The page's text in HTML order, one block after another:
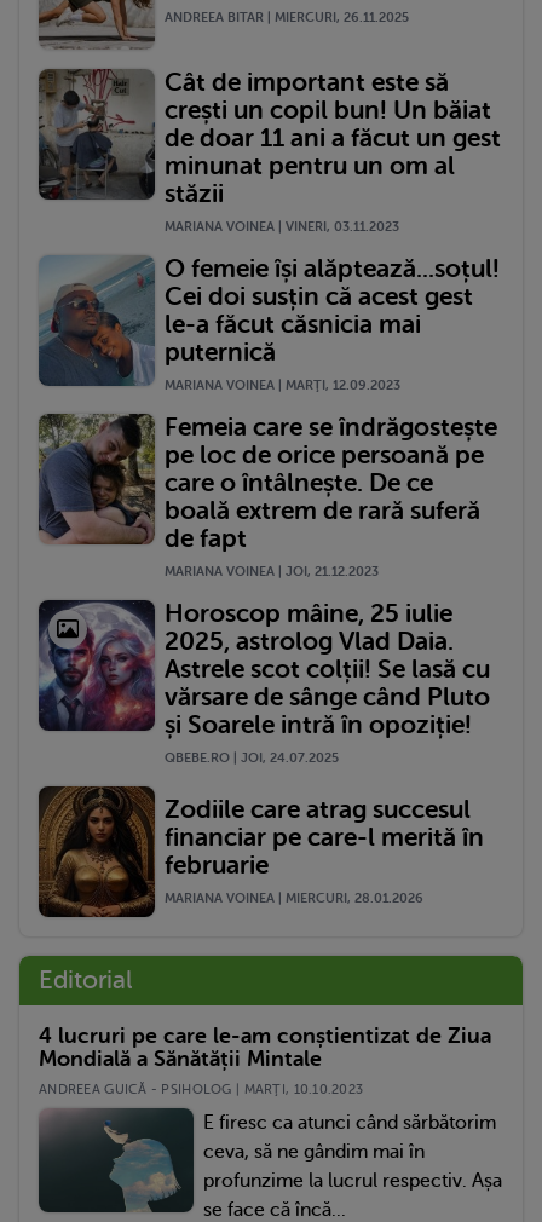
ANDREEA BITAR | MIERCURI, 26.11.2025
Cât de important este să
crești un copil bun! Un băiat
de doar 11 ani a făcut un gest
minunat pentru un om al
stăzii
MARIANA VOINEA | VINERI, 03.11.2023
O femeie își alăptează...soțul!
Cei doi susțin că acest gest
le-a făcut căsnicia mai
puternică
MARIANA VOINEA | MARŢI, 12.09.2023
Femeia care se îndrăgostește
pe loc de orice persoană pe
care o întâlnește. De ce
boală extrem de rară suferă
de fapt
MARIANA VOINEA | JOI, 21.12.2023
Horoscop mâine, 25 iulie
2025, astrolog Vlad Daia.
Astrele scot colții! Se lasă cu
vărsare de sânge când Pluto
și Soarele intră în opoziție!
QBEBE.RO | JOI, 24.07.2025
Zodiile care atrag succesul
financiar pe care-l merită în
februarie
MARIANA VOINEA | MIERCURI, 28.01.2026
Editorial
4 lucruri pe care le-am conștientizat de Ziua
Mondială a Sănătății Mintale
ANDREEA GUICĂ - PSIHOLOG | MARŢI, 10.10.2023
E firesc ca atunci când sărbătorim
ceva, să ne gândim mai în
profunzime la lucrul respectiv. Așa
se face că încă...